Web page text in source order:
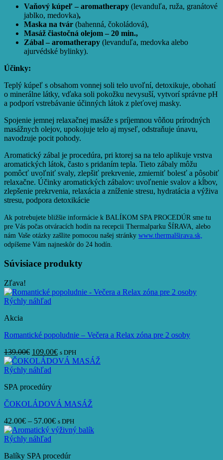
Vaňový kúpeľ – aromatherapy (levanduľa, ruža, granátové
jablko, medovka),
Maska na tvár (bahenná, čokoládová),
Masáž čiastočná olejom – 20 min.,
Zábal – aromatherapy (levanduľa, medovka alebo
ajurvédské bylinky).
Účinky:
Teplý kúpeľ s obsahom vonnej soli telo uvoľní, detoxikuje, obohatí
o minerálne látky, vďaka soli pokožku nevysuší, vytvorí správne pH
a podporí vstrebávanie účinných látok z pleťovej masky.
Spojenie jemnej relaxačnej masáže s príjemnou vôňou prírodných
masážnych olejov, upokojuje telo aj myseľ, odstraňuje únavu,
navodzuje pocit pohody.
Aromatický zábal je procedúra, pri ktorej sa na telo aplikuje vrstva
aromatických látok, často s pridaním tepla. Tieto zábaly môžu
pomôcť uvoľniť svaly, zlepšiť prekrvenie, zmierniť bolesť a pôsobiť
relaxačne. Účinky aromatických zábalov: uvoľnenie svalov a kĺbov,
zlepšenie prekrvenia, relaxácia a zníženie stresu, hydratácia a výživa
stresu, podpora detoxikácie
Ak potrebujete bližšie informácie k BALÍKOM SPA PROCEDÚR sme tu
pre Vás počas otváracích hodín na recepcii Thermalparku ŠÍRAVA, alebo
nám Vaše otázky zašlite pomocou našej stránky www.thermalširava.sk,
odpíšeme Vám najneskôr do 24 hodín.
Súvisiace produkty
Zľava!
Rýchly náhľad
Akcia
Romantické popoludnie – Večera a Relax zóna pre 2 osoby
139.00€ Pôvodná
cena
bola:
109.00€Aktuálna
cena
s DPH
Rýchly náhľad
SPA procedúry
ČOKOLÁDOVÁ MASÁŽ
42.00€ – 57.00€Price
range:
57.00€
s DPH
Rýchly náhľad
Balíky SPA procedúr